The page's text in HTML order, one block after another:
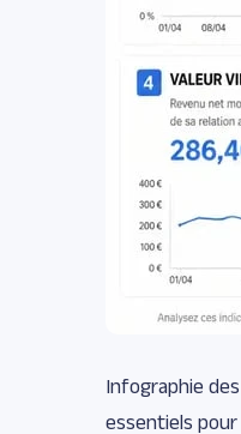
Infographie
essentiels